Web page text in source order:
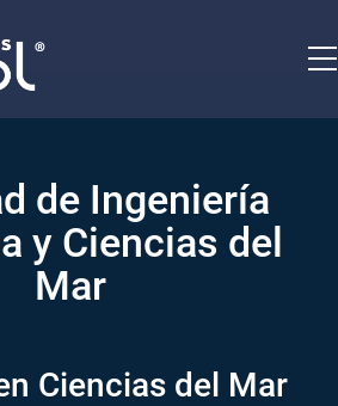
de Ingeniería
y Ciencias del
Mar
Ciencias del Mar